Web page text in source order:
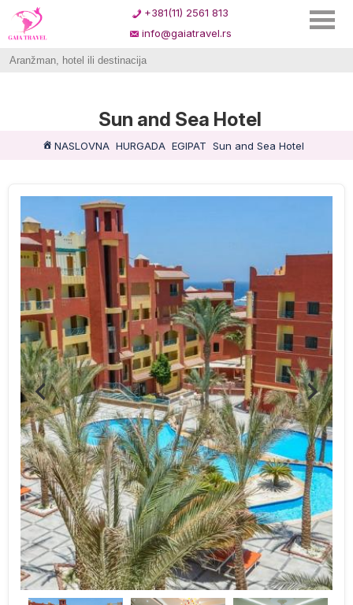
+381(11) 2561 813
info@gaiatravel.rs
Sun and Sea Hotel
NASLOVNA HURGADA EGIPAT Sun and Sea Hotel